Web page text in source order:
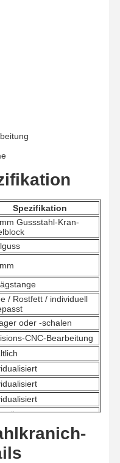
Spezifikation
Gussstahl-Kran-
/ Rostfett / individuell
oder -schalen
CNC-Bearbeitung
Prüfverfahren
und Hebegeräte